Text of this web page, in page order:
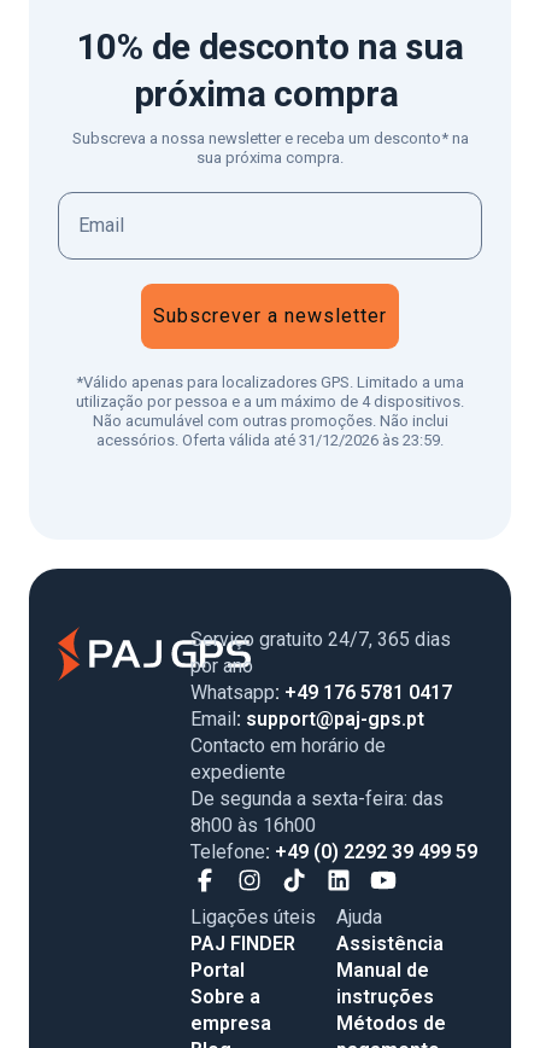
10% de desconto na sua
próxima compra
Subscreva a nossa newsletter e receba um desconto* na
sua próxima compra.
Subscrever a newsletter
*Válido apenas para localizadores GPS. Limitado a uma
utilização por pessoa e a um máximo de 4 dispositivos.
Não acumulável com outras promoções. Não inclui
acessórios. Oferta válida até 31/12/2026 às 23:59.
Serviço gratuito 24/7, 365 dias
por ano
Whatsapp: +49 176 5781 0417
Email: support@paj-gps.pt
Contacto em horário de
expediente
De segunda a sexta-feira: das
8h00 às 16h00
Telefone: +49 (0) 2292 39 499 59
Ligações úteis
PAJ FINDER
Portal
Sobre a
empresa
Ajuda
Assistência
Manual de
instruções
Métodos de